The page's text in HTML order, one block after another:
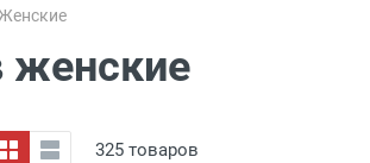
Женские
женские
325 товаров